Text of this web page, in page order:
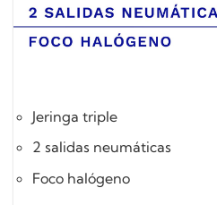
Jeringa triple
2 salidas neumáticas
Foco halógeno